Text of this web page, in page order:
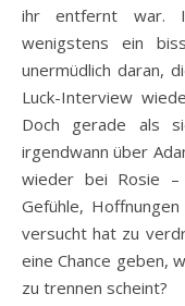
ihr entfernt war.
wenigstens ein
unermüdlich daran,
Luck-Interview
Doch gerade als
irgendwann über
wieder bei Rosie
Gefühle,
versucht hat zu
eine Chance geben,
zu trennen scheint?